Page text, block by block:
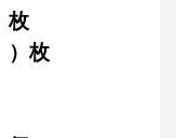
枚
枚